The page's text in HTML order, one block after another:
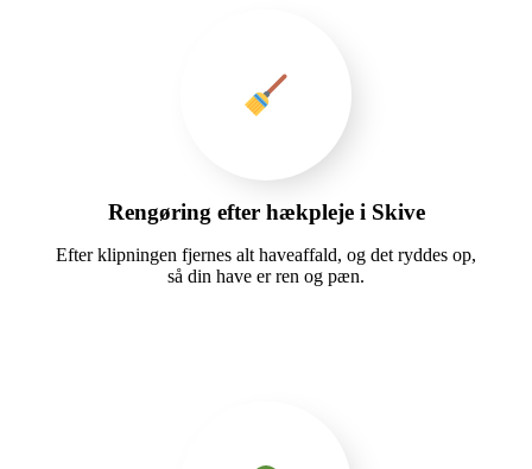
Rengøring efter hækpleje i Skive
Efter klipningen fjernes alt haveaffald, og det ryddes op,
så din have er ren og pæn.